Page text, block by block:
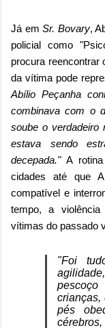
Já emSr. Bovary,
policial como
procura reencontrar
da vítima pode
Abílio Peçanha
combinava com o
soube o verdadeiro
estava sendo
decepada."A rotina
cidades até que
compatível e
tempo, a
vítimas do passado
"Foi
crianças,
pés